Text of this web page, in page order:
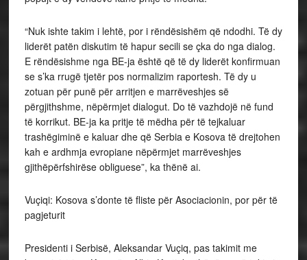
“Nuk ishte takim i lehtë, por i rëndësishëm që ndodhi. Të dy
liderët patën diskutim të hapur secili se çka do nga dialog.
E rëndësishme nga BE-ja është që të dy liderët konfirmuan
se s’ka rrugë tjetër pos normalizim raportesh. Të dy u
zotuan për punë për arritjen e marrëveshjes së
përgjithshme, nëpërmjet dialogut. Do të vazhdojë në fund
të korrikut. BE-ja ka pritje të mëdha për të tejkaluar
trashëgiminë e kaluar dhe që Serbia e Kosova të drejtohen
kah e ardhmja evropiane nëpërmjet marrëveshjes
gjithëpërfshirëse obliguese”, ka thënë ai.
Vuçiqi: Kosova s’donte të fliste për Asociacionin, por për të
pagjeturit
Presidenti i Serbisë, Aleksandar Vuçiq, pas takimit me